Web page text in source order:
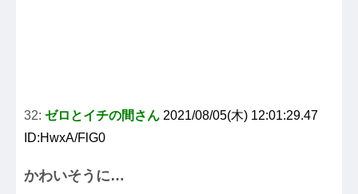
32: ゼロとイチの間さん 2021/08/05(木) 12:01:29.47
ID:HwxA/FlG0
かわいそうに…